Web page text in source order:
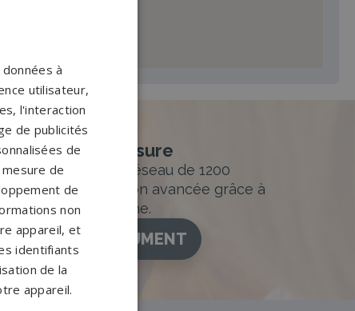
sur-mesure
mesure et un réseau de 1200
Personnalisation avancée grâce à
3D en ligne.
VOTRE MONUMENT
à
utilisateur,
l'interaction
de publicités
de
de
de
non
appareil, et
identifiants
de la
appareil.